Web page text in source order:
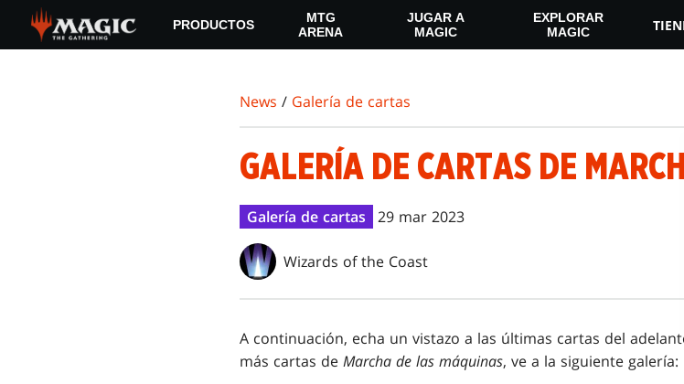
main
PRODUCTOS
MTG
ARENA
JUGAR A
MAGIC
EXPLORAR
MAGIC
News / Galería de cartas
GALERÍA DE CARTAS DE
Galería de cartas 29 mar 2023
Wizards of the Coast
A continuación, echa un vistazo a las últimas cartas del
más cartas de Marcha de las máquinas, ve a la siguiente galería: